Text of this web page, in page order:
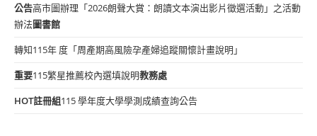
公告高市圖辦理「2026朗聲大賞：朗讀文本演出影片徵選活動」之活動
辦法圖書館
轉知115年 度「周產期高風險孕產婦追蹤關懷計畫說明」
重要115繁星推薦校內選填說明教務處
HOT註冊組115 學年度大學學測成績查詢公告